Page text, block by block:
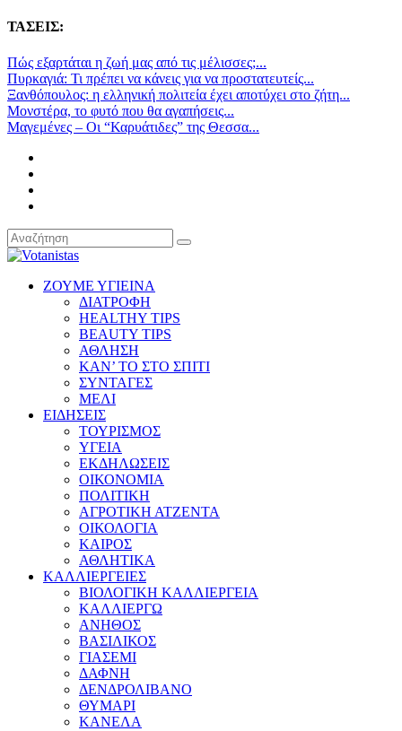
ΤΑΣΕΙΣ:
Πώς εξαρτάται η ζωή μας από τις μέλισσες;...
Πυρκαγιά: Τι πρέπει να κάνεις για να προστατευτείς...
Ξανθόπουλος: η ελληνική πολιτεία έχει αποτύχει στο ζήτη...
Μονστέρα, το φυτό που θα αγαπήσεις...
Μαγεμένες – Οι “Καρυάτιδες” της Θεσσα...
ΖΟΥΜΕ ΥΓΙΕΙΝΑ
ΔΙΑΤΡΟΦΗ
HEALTHY TIPS
BEAUTY TIPS
ΑΘΛΗΣΗ
ΚΑΝ’ ΤΟ ΣΤΟ ΣΠΙΤΙ
ΣΥΝΤΑΓΕΣ
ΜΕΛΙ
ΕΙΔΗΣΕΙΣ
ΤΟΥΡΙΣΜΟΣ
ΥΓΕΙΑ
ΕΚΔΗΛΩΣΕΙΣ
ΟΙΚΟΝΟΜΙΑ
ΠΟΛΙΤΙΚΗ
ΑΓΡΟΤΙΚΗ ΑΤΖΕΝΤΑ
ΟΙΚΟΛΟΓΙΑ
ΚΑΙΡΟΣ
ΑΘΛΗΤΙΚΑ
ΚΑΛΛΙΕΡΓΕΙΕΣ
ΒΙΟΛΟΓΙΚΗ ΚΑΛΛΙΕΡΓΕΙΑ
ΚΑΛΛΙΕΡΓΩ
ΑΝΗΘΟΣ
ΒΑΣΙΛΙΚΟΣ
ΓΙΑΣΕΜΙ
ΔΑΦΝΗ
ΔΕΝΔΡΟΛΙΒΑΝΟ
ΘΥΜΑΡΙ
ΚΑΝΕΛΑ